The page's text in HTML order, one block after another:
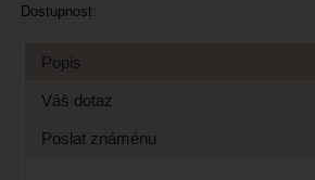
Dostupnost:
Popis
Váš dotaz
Poslat známénu